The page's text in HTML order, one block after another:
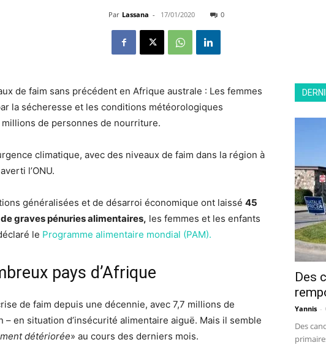
Par Lassana - 17/01/2020 0
de faim sans précédent en Afrique australe : Les femmes
la sécheresse et les conditions météorologiques
de personnes de nourriture.
climatique, avec des niveaux de faim dans la région à
l’ONU.
généralisées et de désarroi économique ont laissé 45
graves pénuries alimentaires, les femmes et les enfants
le Programme alimentaire mondial (PAM).
pays d’Afrique
de faim depuis une décennie, avec 7,7 millions de
en situation d’insécurité alimentaire aiguë. Mais il semble
détériorée» au cours des derniers mois.
Des
Yannis -
Des